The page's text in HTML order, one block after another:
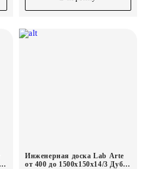
Инженерная доска Lab Arte
от 400 до 1500х150х14/3 Дуб